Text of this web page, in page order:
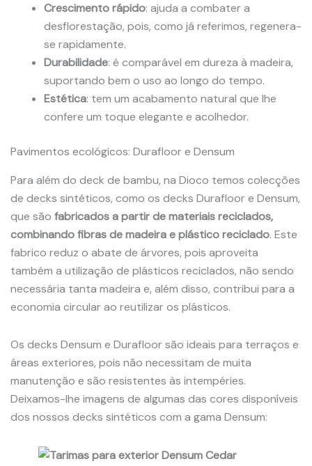
Crescimento rápido: ajuda a combater a
desflorestação, pois, como já referimos, regenera-
se rapidamente.
Durabilidade: é comparável em dureza à madeira,
suportando bem o uso ao longo do tempo.
Estética: tem um acabamento natural que lhe
confere um toque elegante e acolhedor.
Pavimentos ecológicos: Durafloor e Densum
Para além do deck de bambu, na Dioco temos colecções
de decks sintéticos, como os decks Durafloor e Densum,
que são fabricados a partir de materiais reciclados,
combinando fibras de madeira e plástico reciclado. Este
fabrico reduz o abate de árvores, pois aproveita
também a utilização de plásticos reciclados, não sendo
necessária tanta madeira e, além disso, contribui para a
economia circular ao reutilizar os plásticos.
Os decks Densum e Durafloor são ideais para terraços e
áreas exteriores, pois não necessitam de muita
manutenção e são resistentes às intempéries.
Deixamos-lhe imagens de algumas das cores disponíveis
dos nossos decks sintéticos com a gama Densum: